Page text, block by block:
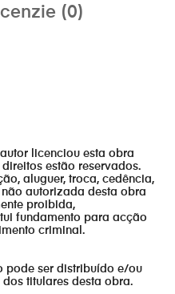
(0)
licenciou esta obra
estão reservados.
aluguer, troca, cedência,
autorizada desta obra
proibida,
fundamento para acção
criminal.
pode ser distribuído e/ou
titulares desta obra.